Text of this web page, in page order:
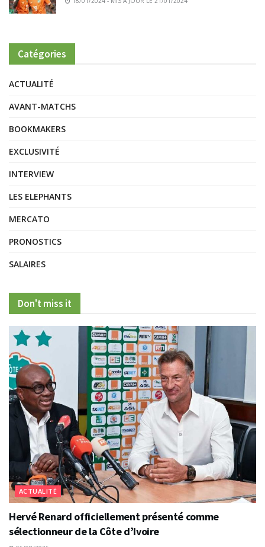
Catégories
ACTUALITÉ
AVANT-MATCHS
BOOKMAKERS
EXCLUSIVITÉ
INTERVIEW
LES ELEPHANTS
MERCATO
PRONOSTICS
SALAIRES
Don't miss it
ACTUALITÉ
Hervé Renard officiellement présenté comme
sélectionneur de la Côte d’Ivoire